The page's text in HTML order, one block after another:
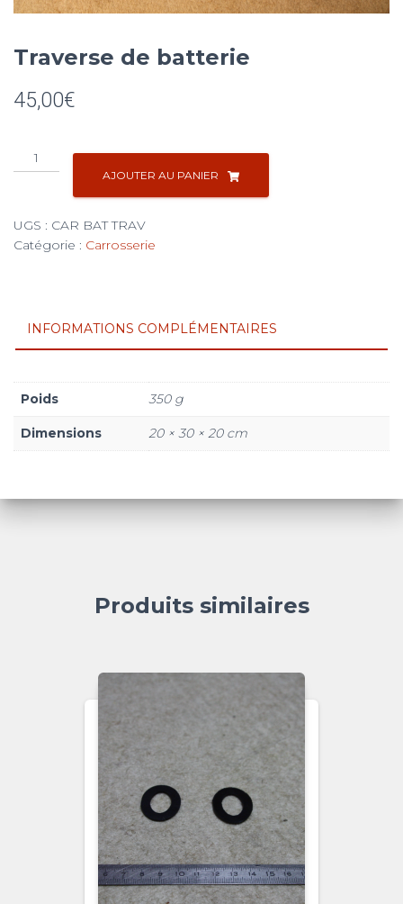
Traverse de batterie
45,00€
quantité
de
batterie
AJOUTER AU PANIER
UGS : CAR BAT TRAV
Catégorie : Carrosserie
INFORMATIONS COMPLÉMENTAIRES
Poids 350 g
Dimensions 20 × 30 × 20 cm
Produits similaires